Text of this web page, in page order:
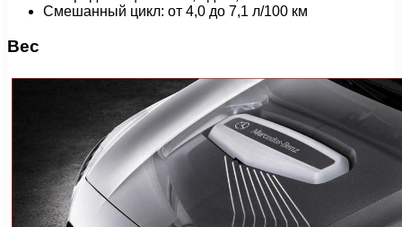
Смешанный цикл: от 4,0 до 7,1 л/100 км
Вес